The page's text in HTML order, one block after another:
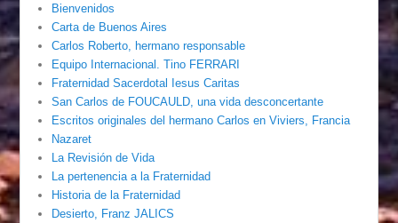
Bienvenidos
Carta de Buenos Aires
Carlos Roberto, hermano responsable
Equipo Internacional. Tino FERRARI
Fraternidad Sacerdotal Iesus Caritas
San Carlos de FOUCAULD, una vida desconcertante
Escritos originales del hermano Carlos en Viviers, Francia
Nazaret
La Revisión de Vida
La pertenencia a la Fraternidad
Historia de la Fraternidad
Desierto, Franz JALICS